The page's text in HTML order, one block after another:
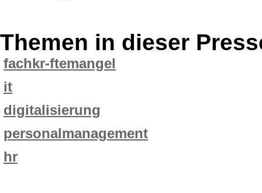
Themen in dieser
fachkr-ftemangel
it
digitalisierung
personalmanagement
hr